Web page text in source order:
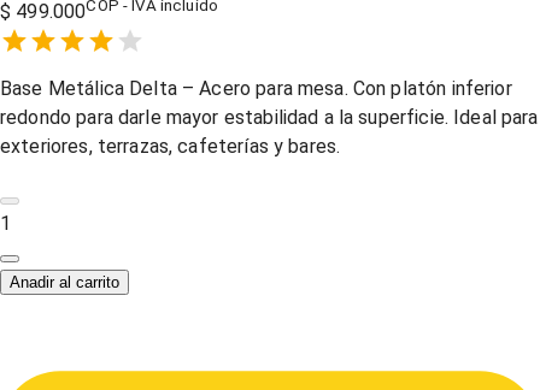
$ 499.000COP - IVA incluido
1 Star,
2 Stars,
3 Stars,
4 Stars,
5 Stars,
Base Metálica Delta – Acero para mesa. Con platón inferior
redondo para darle mayor estabilidad a la superficie. Ideal para
exteriores, terrazas, cafeterías y bares.
1
Anadir al carrito